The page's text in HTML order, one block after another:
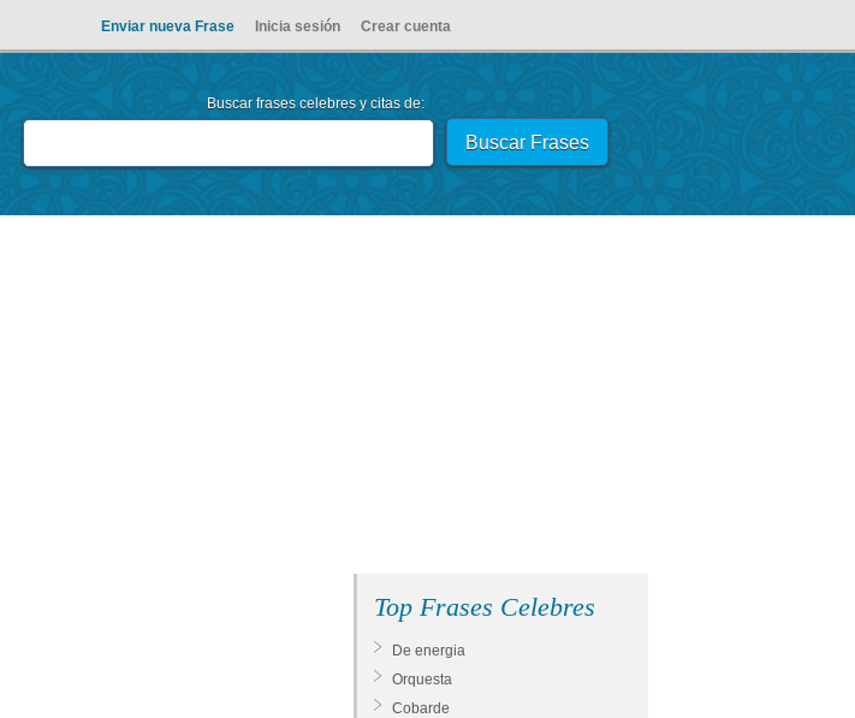
Enviar nueva Frase Inicia sesión Crear cuenta
Buscar frases celebres y citas de:
Top Frases Celebres
De energia
Orquesta
Cobarde